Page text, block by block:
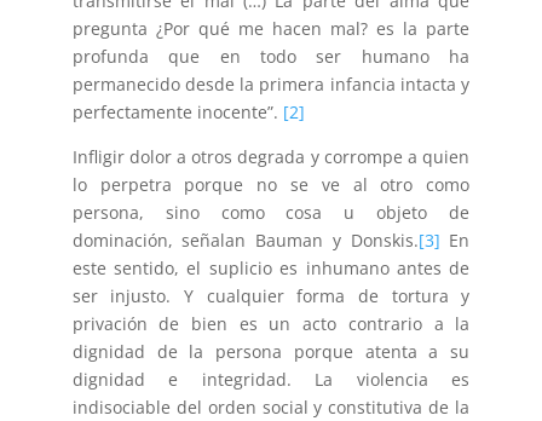
pregunta ¿Por qué me hacen mal? es la parte
profunda que en todo ser humano ha
permanecido desde la primera infancia intacta y
perfectamente inocente”. [2]
Infligir dolor a otros degrada y corrompe a quien
lo perpetra porque no se ve al otro como
persona, sino como cosa u objeto de
dominación, señalan Bauman y Donskis.[3] En
este sentido, el suplicio es inhumano antes de
ser injusto. Y cualquier forma de tortura y
privación de bien es un acto contrario a la
dignidad de la persona porque atenta a su
dignidad e integridad. La violencia es
indisociable del orden social y constitutiva de la